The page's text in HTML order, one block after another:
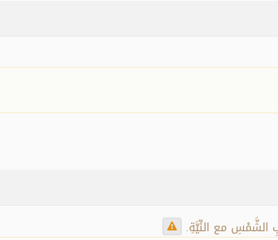
الشَّمْسِ مع النِّيَّةِ.